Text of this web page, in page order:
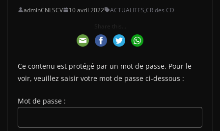
adminCNLSCV 10 avril 2022 ACTUALITES,CR des CD
Share this...
Ce contenu est protégé par un mot de passe. Pour le
voir, veuillez saisir votre mot de passe ci-dessous :
Mot de passe :